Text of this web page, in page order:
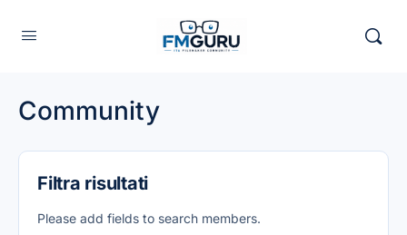
Community
Filtra risultati
Please add fields to search members.